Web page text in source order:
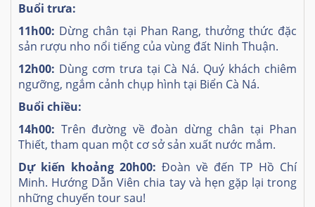
Buổi trưa:
11h00: Dừng chân tại Phan Rang, thưởng thức đặc
sản rượu nho nổi tiếng của vùng đất Ninh Thuận.
12h00: Dùng cơm trưa tại Cà Ná. Quý khách chiêm
ngưỡng, ngắm cảnh chụp hình tại Biển Cà Ná.
Buổi chiều:
14h00: Trên đường về đoàn dừng chân tại Phan
Thiết, tham quan một cơ sở sản xuất nước mắm.
Dự kiến khoảng 20h00: Đoàn về đến TP Hồ Chí
Minh. Hướng Dẫn Viên chia tay và hẹn gặp lại trong
những chuyến tour sau!